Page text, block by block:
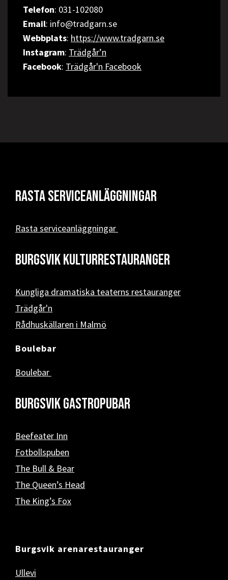
Telefon: 031-102080
Email: info@tradgarn.se
Webbplats: https://www.tradgarn.se
Instagram: Trädgår’n
Facebook: Trädgår'n Facebook
Rasta serviceanläggningar
Rasta serviceanläggningar
Burgsvik kulturrestauranger
Kungliga dramatiska teaterns restauranger
Trädgår'n
Rådhuskällaren i Malmö
Boulebar
Boulebar
Burgsvik Gastropubar
Beefeater Inn
Fotbollspuben
The Bull & Bear
The Queen’s Head
The King’s Fox
Burgsvik arenarestauranger
Ullevi